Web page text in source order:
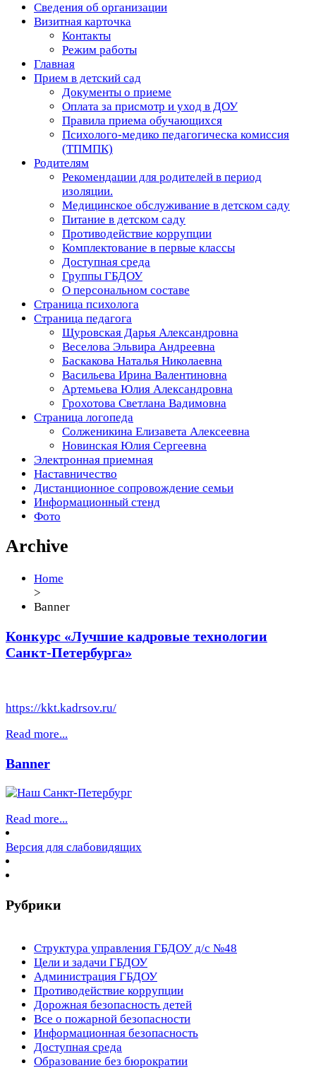
Сведения об организации
Визитная карточка
Контакты
Режим работы
Главная
Прием в детский сад
Документы о приеме
Оплата за присмотр и уход в ДОУ
Правила приема обучающихся
Психолого-медико педагогическа комиссия
(ТПМПК)
Родителям
Рекомендации для родителей в период
изоляции.
Медицинское обслуживание в детском саду
Питание в детском саду
Противодействие коррупции
Комплектование в первые классы
Доступная среда
Группы ГБДОУ
О персональном составе
Страница психолога
Страница педагога
Щуровская Дарья Александровна
Веселова Эльвира Андреевна
Баскакова Наталья Николаевна
Васильева Ирина Валентиновна
Артемьева Юлия Александровна
Грохотова Светлана Вадимовна
Страница логопеда
Солженикина Елизавета Алексеевна
Новинская Юлия Сергеевна
Электронная приемная
Наставничество
Дистанционное сопровождение семьи
Информационный стенд
Фото
Archive
Home
>
Banner
Конкурс «Лучшие кадровые технологии
Санкт-Петербурга»
https://kkt.kadrsov.ru/
Read more...
Banner
Read more...
Версия для слабовидящих
Рубрики
Структура управления ГБДОУ д/с №48
Цели и задачи ГБДОУ
Администрация ГБДОУ
Противодействие коррупции
Дорожная безопасность детей
Все о пожарной безопасности
Информационная безопасность
Доступная среда
Образование без бюрократии